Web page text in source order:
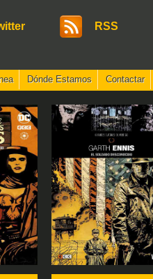
RSS
Dónde Estamos Contactar